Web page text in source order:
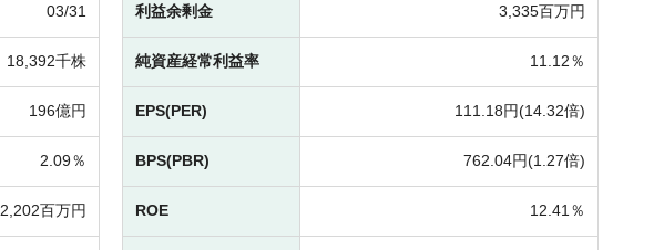
03/31
18,392千株
196億円
2.09％
2,202百万円
利益余剰金 3,335百万円
純資産経常利益率 11.12％
EPS(PER) 111.18円(14.32倍)
BPS(PBR) 762.04円(1.27倍)
ROE 12.41％